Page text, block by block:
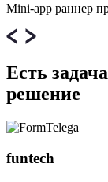
Mini‑app раннер
Есть
решение
funtech